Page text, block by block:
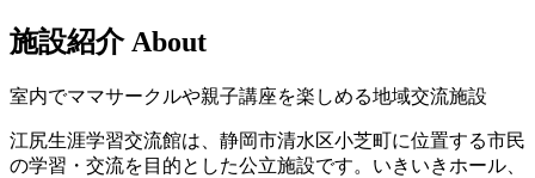
施設紹介 About
室内でママサークルや親子講座を楽しめる地域交流施設
江尻生涯学習交流館は、静岡市清水区小芝町に位置する市民
の学習・交流を目的とした公立施設です。いきいきホール、